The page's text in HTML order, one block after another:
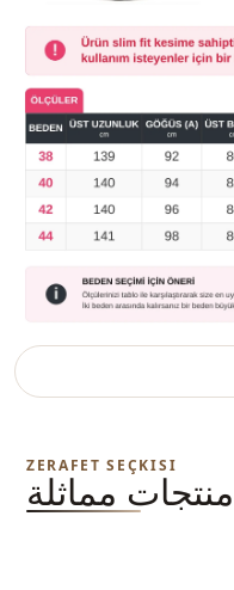
ZERAFET SEÇKISI
منتجات مماثلة